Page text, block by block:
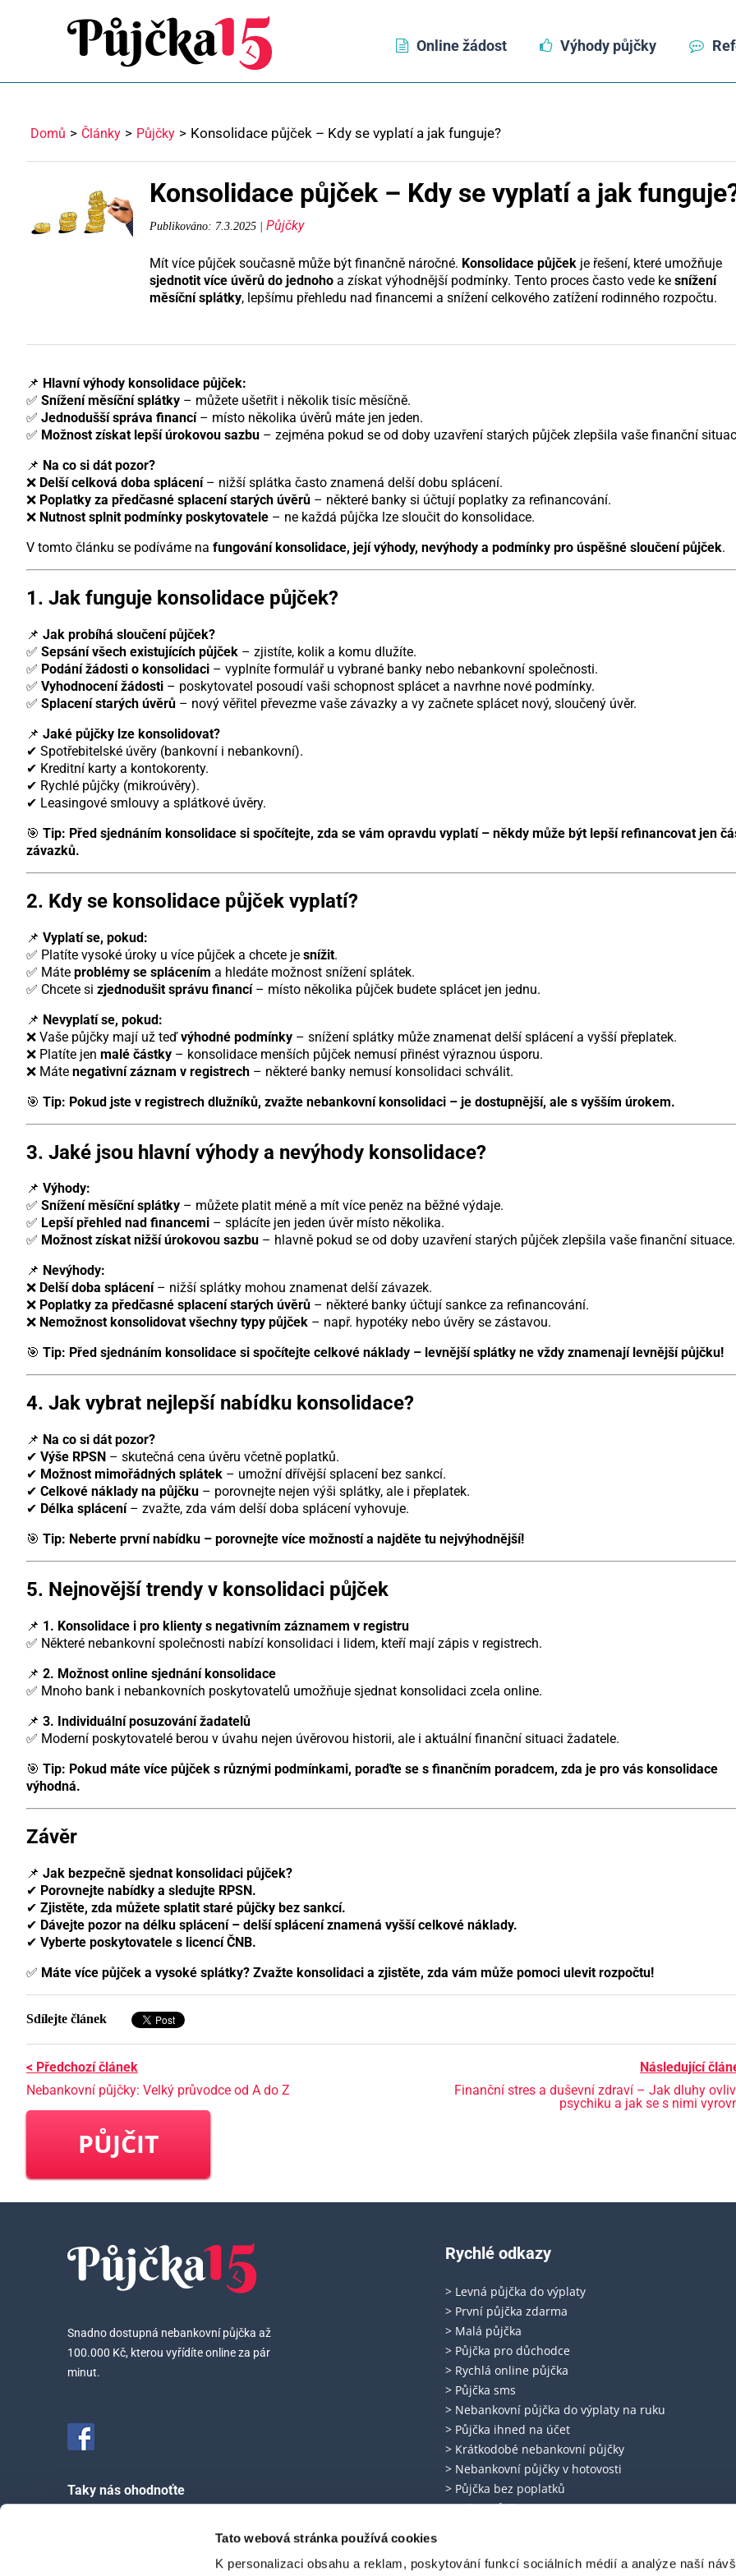
Tato webová stránka používá cookies
K personalizaci obsahu a reklam, poskytování funkcí sociálních médií a analýze naší
Online žádost Výhody půjčky
Domů Články Půjčky Konsolidace půjček – Kdy se vyplatí a jak funguje?
Konsolidace půjček – Kdy se vyplatí a jak
Publikováno: 7.3.2025 | Půjčky
Mít více půjček současně může být finančně náročné. Konsolidace půjček je řešení, které umožňuje
sjednotit více úvěrů do jednoho a získat výhodnější podmínky. Tento proces často vede ke snížení
měsíční splátky, lepšímu přehledu nad financemi a snížení celkového zatížení rodinného rozpočtu.
📌 Hlavní výhody konsolidace půjček:
✅ Snížení měsíční splátky – můžete ušetřit i několik tisíc měsíčně.
✅ Jednodušší správa financí– místo několika úvěrů máte jen jeden.
✅ Možnost získat lepší úrokovou sazbu – zejména pokud se od doby uzavření starých půjček zlepšila vaše finanční
📌 Na co si dát pozor?
❌ Delší celková doba splácení– nižší splátka často znamená delší dobu splácení.
❌ Poplatky za předčasné splacení starých úvěrů – některé banky si účtují poplatky za refinancování.
❌ Nutnost splnit podmínky poskytovatele – ne každá půjčka lze sloučit do konsolidace.
V tomto článku se podíváme na fungování konsolidace, její výhody, nevýhody a podmínky pro úspěšné sloučení půjček.
1. Jak funguje konsolidace půjček?
📌 Jak probíhá sloučení půjček?
✅ Sepsání všech existujících půjček – zjistíte, kolik a komu dlužíte.
✅ Podání žádosti o konsolidaci – vyplníte formulář u vybrané banky nebo nebankovní společnosti.
✅ Vyhodnocení žádosti – poskytovatel posoudí vaši schopnost splácet a navrhne nové podmínky.
✅ Splacení starých úvěrů – nový věřitel převezme vaše závazky a vy začnete splácet nový, sloučený úvěr.
📌 Jaké půjčky lze konsolidovat?
✔ Spotřebitelské úvěry (bankovní i nebankovní).
✔ Kreditní karty a kontokorenty.
✔ Rychlé půjčky (mikroúvěry).
✔ Leasingové smlouvy a splátkové úvěry.
🎯 Tip: Před sjednáním konsolidace si spočítejte, zda se vám opravdu vyplatí – někdy může být lepší refinancovat jen
závazků.
2. Kdy se konsolidace půjček vyplatí?
📌 Vyplatí se, pokud:
✅ Platíte vysoké úroky u více půjček a chcete je snížit.
✅ Máte problémy se splácením a hledáte možnost snížení splátek.
✅ Chcete si zjednodušit správu financí– místo několika půjček budete splácet jen jednu.
📌 Nevyplatí se, pokud:
❌ Vaše půjčky mají už teďvýhodné podmínky – snížení splátky může znamenat delší splácení a vyšší přeplatek.
❌ Platíte jen malé částky – konsolidace menších půjček nemusí přinést výraznou úsporu.
❌ Máte negativní záznam v registrech – některé banky nemusí konsolidaci schválit.
🎯 Tip: Pokud jste v registrech dlužníků, zvažte nebankovní konsolidaci – je dostupnější, ale s vyšším úrokem.
3. Jaké jsou hlavní výhody a nevýhody konsolidace?
📌 Výhody:
✅ Snížení měsíční splátky – můžete platit méně a mít více peněz na běžné výdaje.
✅ Lepší přehled nad financemi – splácíte jen jeden úvěr místo několika.
✅ Možnost získat nižší úrokovou sazbu – hlavně pokud se od doby uzavření starých půjček zlepšila vaše finanční situace.
📌 Nevýhody:
❌ Delší doba splácení– nižší splátky mohou znamenat delší závazek.
❌ Poplatky za předčasné splacení starých úvěrů – některé banky účtují sankce za refinancování.
❌ Nemožnost konsolidovat všechny typy půjček – např. hypotéky nebo úvěry se zástavou.
🎯 Tip: Před sjednáním konsolidace si spočítejte celkové náklady – levnější splátky ne vždy znamenají levnější půjčku!
4. Jak vybrat nejlepší nabídku konsolidace?
📌 Na co si dát pozor?
✔ Výše RPSN – skutečná cena úvěru včetně poplatků.
✔ Možnost mimořádných splátek – umožní dřívější splacení bez sankcí.
✔ Celkové náklady na půjčku – porovnejte nejen výši splátky, ale i přeplatek.
✔ Délka splácení– zvažte, zda vám delší doba splácení vyhovuje.
🎯 Tip: Neberte první nabídku – porovnejte více možností a najděte tu nejvýhodnější!
5. Nejnovější trendy v konsolidaci půjček
📌 1. Konsolidace i pro klienty s negativním záznamem v registru
✅ Některé nebankovní společnosti nabízí konsolidaci i lidem, kteří mají zápis v registrech.
📌 2. Možnost online sjednání konsolidace
✅ Mnoho bank i nebankovních poskytovatelů umožňuje sjednat konsolidaci zcela online.
📌 3. Individuální posuzování žadatelů
✅ Moderní poskytovatelé berou v úvahu nejen úvěrovou historii, ale i aktuální finanční situaci žadatele.
🎯 Tip: Pokud máte více půjček s různými podmínkami, poraďte se s finančním poradcem, zda je pro vás konsolidace
výhodná.
Závěr
📌 Jak bezpečně sjednat konsolidaci půjček?
✔ Porovnejte nabídky a sledujte RPSN.
✔ Zjistěte, zda můžete splatit staré půjčky bez sankcí.
✔ Dávejte pozor na délku splácení – delší splácení znamená vyšší celkové náklady.
✔ Vyberte poskytovatele s licencí ČNB.
✅ Máte více půjček a vysoké splátky? Zvažte konsolidaci a zjistěte, zda vám může pomoci ulevit rozpočtu!
Sdílejte článek
< Předchozí článek
Nebankovní půjčky: Velký průvodce od A do Z
Následující
Finanční stres a duševní zdraví – Jak dluhy
psychiku a jak se s nimi
PŮJČIT
Snadno dostupná nebankovní půjčka až
100.000 Kč, kterou vyřídíte online za pár
minut.
Taky nás ohodnoťte
4.6/5 a ohodnotilo nás 458 zákazníků
Rychlé odkazy
> Levná půjčka do výplaty
> První půjčka zdarma
> Malá půjčka
> Půjčka pro důchodce
> Rychlá online půjčka
> Půjčka sms
> Nebankovní půjčka do výplaty na ruku
> Půjčka ihned na účet
> Krátkodobé nebankovní půjčky
> Nebankovní půjčky v hotovosti
> Půjčka bez poplatků
> Mikro půjčky
> Spotřebitelský úvěr